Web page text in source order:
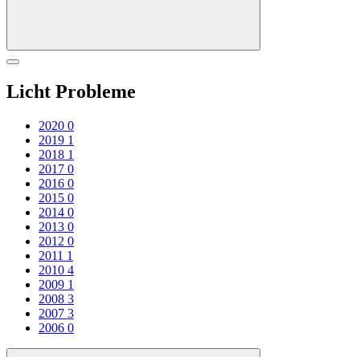
Licht Probleme
2020 0
2019 1
2018 1
2017 0
2016 0
2015 0
2014 0
2013 0
2012 0
2011 1
2010 4
2009 1
2008 3
2007 3
2006 0